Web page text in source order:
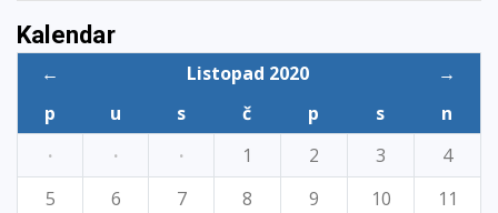
Kalendar
← Listopad 2020
→
p
u s č p s
n
·
· · 1 2 3
4
5
6 7 8 9 10
11